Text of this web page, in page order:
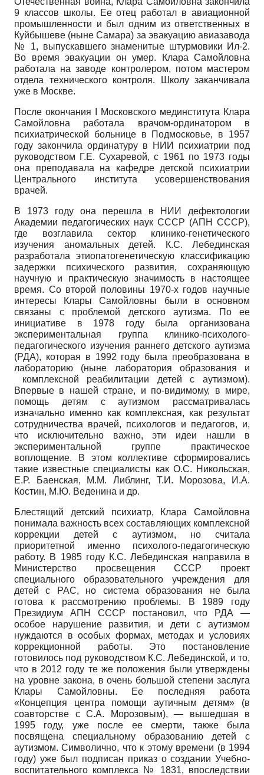
9 классов школы. Ее отец работал в авиационной
промышленности и был одним из ответственных в
Куйбышеве (ныне Самара) за эвакуацию авиазавода
№ 1, выпускавшего знаменитые штурмовики Ил-2.
Во время эвакуации он умер. Клара Самойловна
работала на заводе контролером, потом мастером
отдела технического контроля. Школу заканчивала
уже в Москве.
После окончания I Московского мединститута Клара
Самойловна работала врачом-ординатором в
психиатрической больнице в Подмосковье, в 1957
году закончила ординатуру в НИИ психиатрии под
руководством Г.Е. Сухаревой, с 1961 по 1973 годы
она преподавала на кафедре детской психиатрии
Центрального института усовершенствования
врачей.
В 1973 году она перешла в НИИ дефектологии
Академии педагогических наук СССР (АПН СССР),
где возглавила сектор клинико-генетического
изучения аномальных детей. К.С. Лебединская
разработала этиопатогенетическую классификацию
задержки психического развития, сохраняющую
научную и практическую значимость в настоящее
время. Со второй половины 1970-х годов научные
интересы Клары Самойловны были в основном
связаны с проблемой детского аутизма. По ее
инициативе в 1978 году была организована
экспериментальная группа клинико-психолого-
педагогического изучения раннего детского аутизма
(РДА), которая в 1992 году была преобразована в
лабораторию (ныне лаборатория образования и
комплексной реабилитации детей с аутизмом).
Впервые в нашей стране, и по-видимому, в мире,
помощь детям с аутизмом рассматривалась
изначально именно как комплексная, как результат
сотрудничества врачей, психологов и педагогов, и,
что исключительно важно, эти идеи нашли в
экспериментальной группе практическое
воплощение. В этом коллективе сформировались
такие известные специалисты как О.С. Никольская,
Е.Р. Баенская, М.М. Либлинг, Т.И. Морозова, И.А.
Костин, М.Ю. Веденина и др.
Блестящий детский психиатр, Клара Самойловна
понимала важность всех составляющих комплексной
коррекции детей с аутизмом, но считала
приоритетной именно психолого-педагогическую
работу. В 1985 году К.С. Лебединская направила в
Министерство просвещения СССР проект
специального образовательного учреждения для
детей с РАС, но система образования не была
готова к рассмотрению проблемы. В 1989 году
Президиум АПН СССР постановил, что РДА —
особое нарушение развития, и дети с аутизмом
нуждаются в особых формах, методах и условиях
коррекционной работы. Это постановление
готовилось под руководством К.С. Лебединской, и то,
что в 2012 году те же положения были утверждены
на уровне закона, в очень большой степени заслуга
Клары Самойловны. Ее последняя работа
«Концепция центра помощи аутичным детям» (в
соавторстве с С.А. Морозовым), — вышедшая в
1995 году, уже после ее смерти, также была
посвящена специальному образованию детей с
аутизмом. Символично, что к этому времени (в 1994
году) уже был подписан приказ о создании Учебно-
воспитательного комплекса № 1831, впоследствии